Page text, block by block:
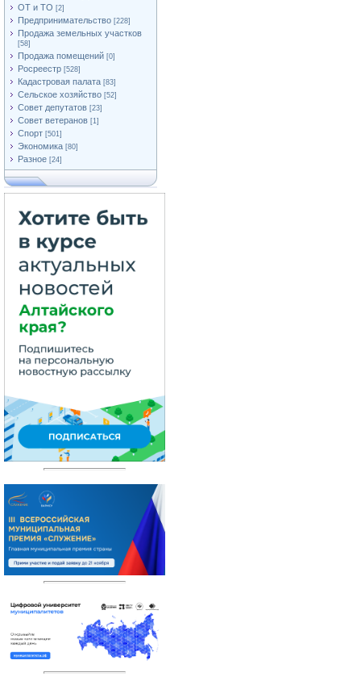
ОТ и ТО [2]
Предпринимательство [228]
Продажа земельных участков
[58]
Продажа помещений [0]
Росреестр [528]
Кадастровая палата [83]
Сельское хозяйство [52]
Совет депутатов [23]
Совет ветеранов [1]
Спорт [501]
Экономика [80]
Разное [24]